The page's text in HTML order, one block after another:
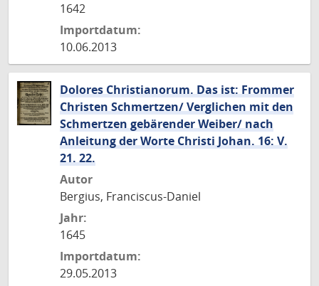
1642
Importdatum:
10.06.2013
Dolores Christianorum. Das ist: Frommer
Christen Schmertzen/ Verglichen mit den
Schmertzen gebärender Weiber/ nach
Anleitung der Worte Christi Johan. 16: V.
21. 22.
Autor
Bergius, Franciscus-Daniel
Jahr:
1645
Importdatum:
29.05.2013